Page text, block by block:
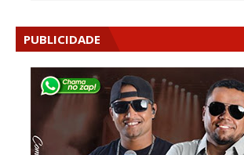
PUBLICIDADE